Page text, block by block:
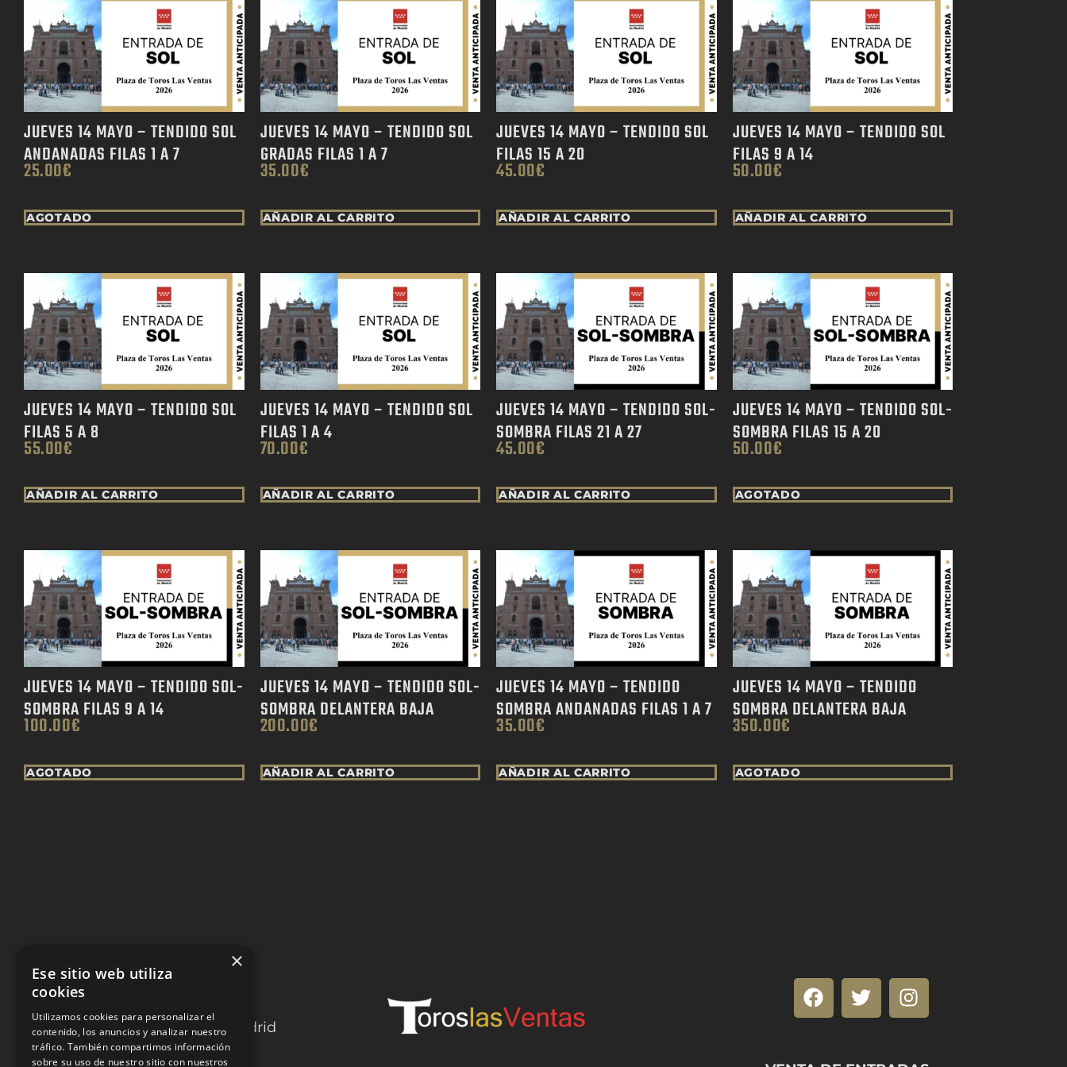
JUEVES 14 MAYO – TENDIDO SOL
ANDANADAS FILAS 1 A 7
25.00€
AGOTADO
JUEVES 14 MAYO – TENDIDO SOL
GRADAS FILAS 1 A 7
35.00€
AÑADIR AL CARRITO
JUEVES 14 MAYO – TENDIDO SOL
FILAS 15 A 20
45.00€
AÑADIR AL CARRITO
JUEVES 14 MAYO – TENDIDO SOL
FILAS 9 A 14
50.00€
AÑADIR AL CARRITO
JUEVES 14 MAYO – TENDIDO SOL
FILAS 5 A 8
55.00€
AÑADIR AL CARRITO
JUEVES 14 MAYO – TENDIDO SOL
FILAS 1 A 4
70.00€
AÑADIR AL CARRITO
JUEVES 14 MAYO – TENDIDO SOL-
SOMBRA FILAS 21 A 27
45.00€
AÑADIR AL CARRITO
JUEVES 14 MAYO – TENDIDO SOL-
SOMBRA FILAS 15 A 20
50.00€
AGOTADO
JUEVES 14 MAYO – TENDIDO SOL-
SOMBRA FILAS 9 A 14
100.00€
AGOTADO
JUEVES 14 MAYO – TENDIDO SOL-
SOMBRA DELANTERA BAJA
200.00€
AÑADIR AL CARRITO
JUEVES 14 MAYO – TENDIDO
SOMBRA ANDANADAS FILAS 1 A 7
35.00€
AÑADIR AL CARRITO
JUEVES 14 MAYO – TENDIDO
SOMBRA DELANTERA BAJA
350.00€
AGOTADO
TOROS LAS VENTAS
C. de la Victoria 9, 28012, Madrid
C. de Alejandro González, 5,
×
Ese sitio web utiliza
cookies
Utilizamos cookies para personalizar el
contenido, los anuncios y analizar nuestro
tráfico. También compartimos información
sobre su uso de nuestro sitio con nuestros